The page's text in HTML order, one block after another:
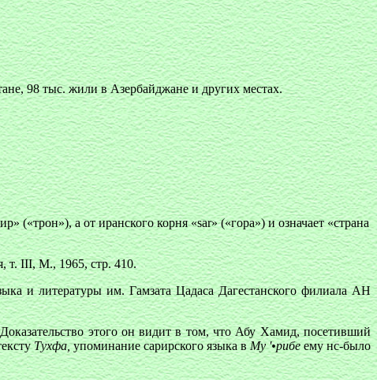
98 тыс. жили в Азербайджане и других местах.
а от иранского корня «sar» («гора») и означaет «страна
т. III, М., 1965, стр. 410.
и литературы им. Гамзата Цадаса Дагестанского филиала АН
этого он видит в том, что Абу Хамид, посетивший
Тухфа,упоминание сарирского языка вMy '•рибе ему нс-было